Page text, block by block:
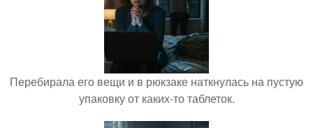
Перебирала его вещи и в рюкзаке наткнулась на пустую
упаковку от каких-то таблеток.